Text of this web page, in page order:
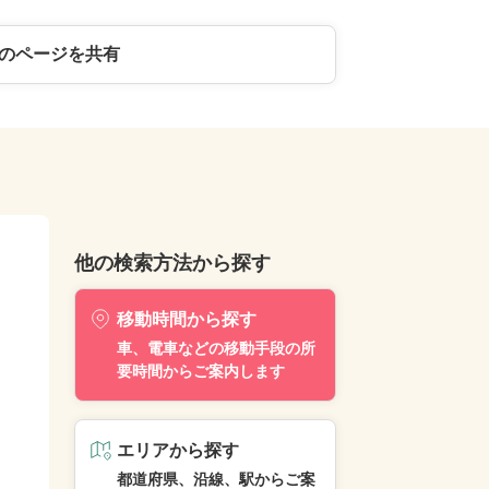
ページを共有
他の検索方法から探す
移動時間から探す
車、電車などの移動手段の所
要時間からご案内します
エリアから探す
都道府県、沿線、駅からご案